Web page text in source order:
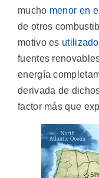
mucho menor en
de otros
motivo es
fuentes
energía
derivada de
factor más que